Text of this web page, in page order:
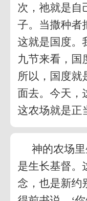
次，祂就是自
子。当撒种者
这就是国度。
九节来看，国
所以，国度就
面去。今天，
这农场就是正
神的农场
是生长基督。
念，也是新约